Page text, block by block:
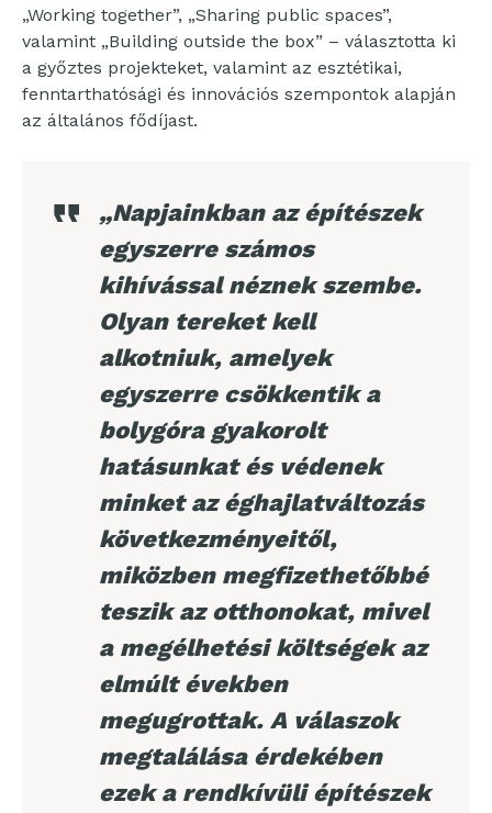
„Working together”, „Sharing public spaces”,
valamint „Building outside the box” – választotta ki
a győztes projekteket, valamint az esztétikai,
fenntarthatósági és innovációs szempontok alapján
az általános fődíjast.
„Napjainkban az építészek
egyszerre számos
kihívással néznek szembe.
Olyan tereket kell
alkotniuk, amelyek
egyszerre csökkentik a
bolygóra gyakorolt
hatásunkat és védenek
minket az éghajlatváltozás
következményeitől,
miközben megfizethetőbbé
teszik az otthonokat, mivel
a megélhetési költségek az
elmúlt években
megugrottak. A válaszok
megtalálása érdekében
ezek a rendkívüli építészek